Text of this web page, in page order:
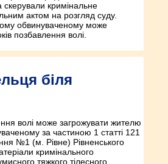
скерували кримінальне
актом на розгляд суду.
обвинуваченому може
позбавлення волі.
біля
волі може загрожувати жителю
за частиною 1 статті 121
№1 (м. Рівне) Рівненського
кримінального
тяжкого тілесного